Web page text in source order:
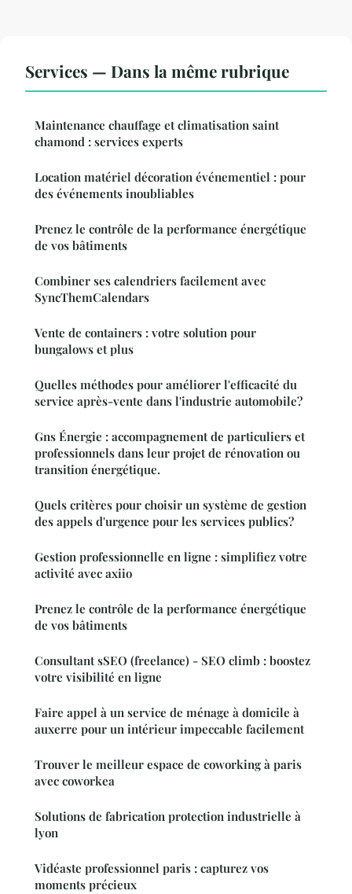
Services — Dans la même rubrique
Maintenance chauffage et climatisation saint
chamond : services experts
Location matériel décoration événementiel : pour
des événements inoubliables
Prenez le contrôle de la performance énergétique
de vos bâtiments
Combiner ses calendriers facilement avec
SyncThemCalendars
Vente de containers : votre solution pour
bungalows et plus
Quelles méthodes pour améliorer l'efficacité du
service après-vente dans l'industrie automobile?
Gns Énergie : accompagnement de particuliers et
professionnels dans leur projet de rénovation ou
transition énergétique.
Quels critères pour choisir un système de gestion
des appels d'urgence pour les services publics?
Gestion professionnelle en ligne : simplifiez votre
activité avec axiio
Prenez le contrôle de la performance énergétique
de vos bâtiments
Consultant sSEO (freelance) - SEO climb : boostez
votre visibilité en ligne
Faire appel à un service de ménage à domicile à
auxerre pour un intérieur impeccable facilement
Trouver le meilleur espace de coworking à paris
avec coworkea
Solutions de fabrication protection industrielle à
lyon
Vidéaste professionnel paris : capturez vos
moments précieux